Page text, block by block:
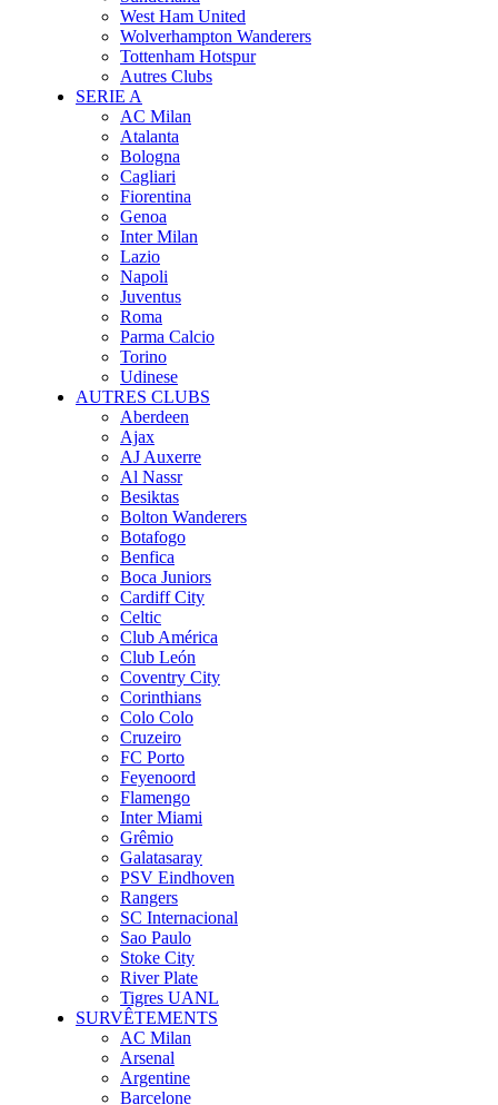
West Ham United
Wolverhampton Wanderers
Tottenham Hotspur
Autres Clubs
SERIE A
AC Milan
Atalanta
Bologna
Cagliari
Fiorentina
Genoa
Inter Milan
Lazio
Napoli
Juventus
Roma
Parma Calcio
Torino
Udinese
AUTRES CLUBS
Aberdeen
Ajax
AJ Auxerre
Al Nassr
Besiktas
Bolton Wanderers
Botafogo
Benfica
Boca Juniors
Cardiff City
Celtic
Club América
Club León
Coventry City
Corinthians
Colo Colo
Cruzeiro
FC Porto
Feyenoord
Flamengo
Inter Miami
Grêmio
Galatasaray
PSV Eindhoven
Rangers
SC Internacional
Sao Paulo
Stoke City
River Plate
Tigres UANL
SURVÊTEMENTS
AC Milan
Arsenal
Argentine
Barcelone